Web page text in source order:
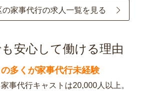
の家事代行の求人一覧を見る
安心して働ける理由
多くが家事代行未経験
事代行キャストは20,000人以上。